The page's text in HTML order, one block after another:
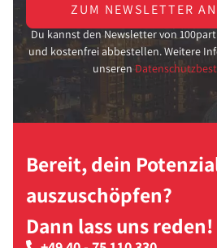
ZUM NEWSLETTER
Du kannst den Newsletter von
und kostenfrei abbestellen. Weitere
unseren
Bereit, dein
auszuschöpfen?
Dann lass uns reden!